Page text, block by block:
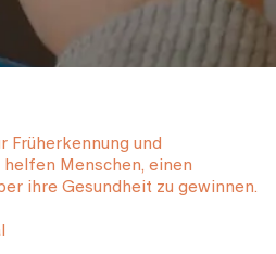
und
Menschen, einen
ihre Gesundheit zu gewinnen.